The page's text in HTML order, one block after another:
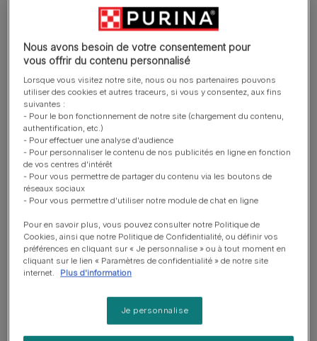
Purina® PRO PLAN® Veterinary
Diets Feline Om St/Ox Obesity
Management - Sachets pour Chat
en surpoids
Sachets fraicheur
Purina® PRO PLAN® Veterinary
Sachets pour Chat ayant des
Purina® PRO PLAN® Veterinary
Diets Feline UR St/Ox Urinary -
Sachets pour Chat ayant des
Nous avons besoin de votre consentement pour
vous offrir du contenu personnalisé
Lorsque vous visitez notre site, nous ou nos partenaires pouvons
utiliser des cookies et autres traceurs, si vous y consentez, aux fins
suivantes :
- Pour le bon fonctionnement de notre site (chargement du contenu,
authentification, etc.)
- Pour effectuer une analyse d'audience
- Pour personnaliser le contenu de nos publicités en ligne en fonction
de vos centres d'intérêt
- Pour vous permettre de partager du contenu via les boutons de
réseaux sociaux
- Pour vous permettre d'utiliser notre module de chat en ligne
Pour en savoir plus, vous pouvez consulter notre Politique de
Cookies, ainsi que notre Politique de Confidentialité, ou définir vos
préférences en cliquant sur « Je personnalise » ou à tout moment en
cliquant sur le lien « Paramètres de confidentialité » de notre site
internet.
Plus d'information
Je personnalise